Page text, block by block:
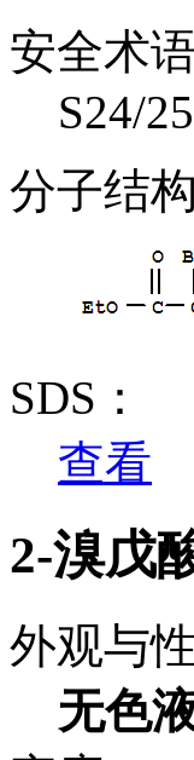
安全术语
S24/
分子结
SDS：
查看
2-溴戊
外观与
无色